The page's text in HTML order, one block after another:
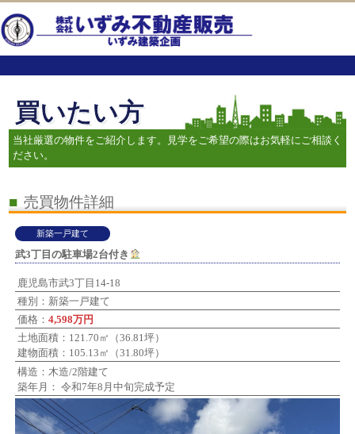
買いたい方
当社厳選の物件をご紹介します。見学をご希望の際はお気軽にご相談く
ださい。
■ 売買物件詳細
新築一戸建て
武3丁目の駐車場2台付き
鹿児島市武3丁目14-18
種別：新築一戸建て
価格：4,598万円
土地面積：121.70㎡（36.81坪）
建物面積：105.13㎡（31.80坪）
構造：木造/2階建て
築年月： 令和7年8月中旬完成予定